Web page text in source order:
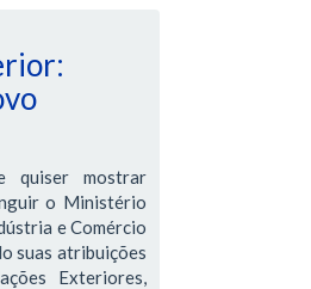
quiser mostrar
o Ministério
e Comércio
suas atribuições
Exteriores,